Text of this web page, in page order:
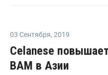
03 Сентября, 2019
Celanese
ВАМ в Азии